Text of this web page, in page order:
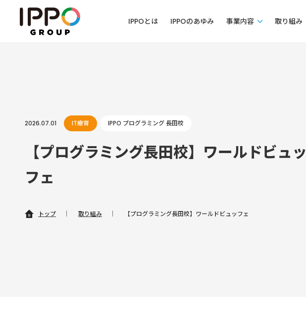
IPPOとは IPPOのあゆみ 事業内容 取り組み
2026.07.01 IT療育 IPPO プログラミング 長田校
【プログラミング長田校】ワールドビュッ
フェ
トップ 取り組み 【プログラミング長田校】ワールドビュッフェ